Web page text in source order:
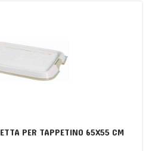
PER TAPPETINO 65X55 CM